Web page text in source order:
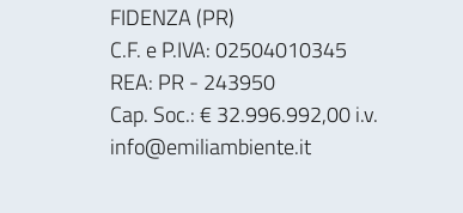
FIDENZA (PR)
C.F. e P.IVA: 02504010345
REA: PR - 243950
Cap. Soc.: € 32.996.992,00 i.v.
info@emiliambiente.it